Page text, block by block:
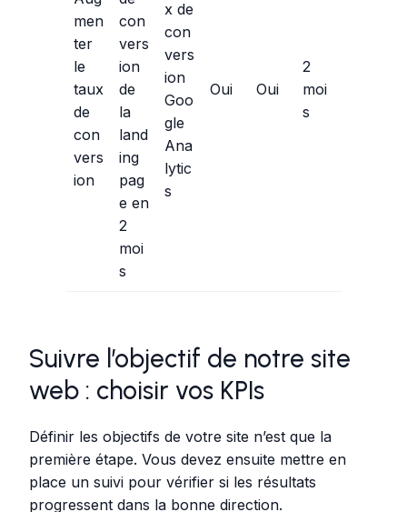
men
ter
le
taux
de
con
vers
ion
con
vers
ion
de
la
land
ing
pag
e en
2
moi
s
x de
con
vers
ion
Goo
gle
Ana
lytic
s
Oui Oui
2
moi
s
Suivre l’objectif de notre site
web : choisir vos KPIs
Définir les objectifs de votre site n’est que la
première étape. Vous devez ensuite mettre en
place un suivi pour vérifier si les résultats
progressent dans la bonne direction.